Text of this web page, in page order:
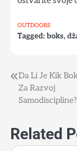
OUTDOORS
Tagged: boks,
Post
navigation
Da Li Je Kik
Za Razvoj
Samodiscipline?
Related